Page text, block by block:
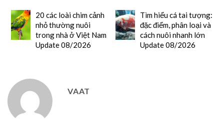
20 các loài chim cảnh
nhỏ thường nuôi
trong nhà ở Việt Nam
Update 08/2026
Tìm hiểu cá tai tượng:
đặc điểm, phân loại và
cách nuôi nhanh lớn
Update 08/2026
VAAT